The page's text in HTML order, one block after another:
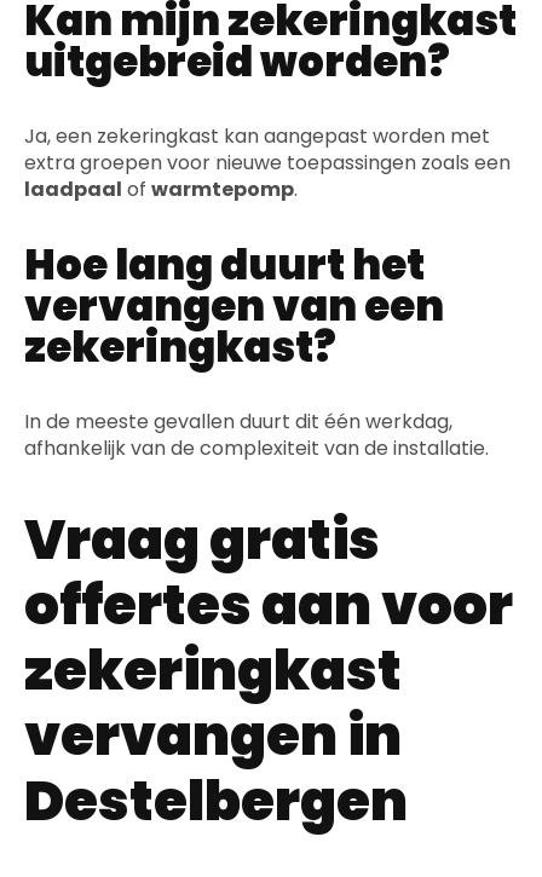
Kan mijn zekeringkast
uitgebreid worden?
Ja, een zekeringkast kan aangepast worden met
extra groepen voor nieuwe toepassingen zoals een
laadpaal of warmtepomp.
Hoe lang duurt het
vervangen van een
zekeringkast?
In de meeste gevallen duurt dit één werkdag,
afhankelijk van de complexiteit van de installatie.
Vraag gratis
offertes aan voor
zekeringkast
vervangen in
Destelbergen